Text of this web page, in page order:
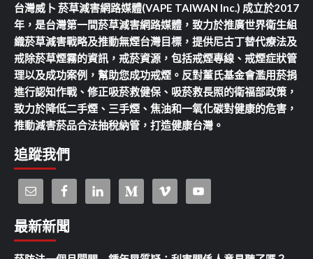
台灣威卜 菸草減害網路媒體(VAPE TAIWAN Inc.) 成立於2017
年，是台灣第一間菸草減害網路媒體，致力於推廣世界衛生組
織菸草減害戰略及推動無煙台灣目標，提供尼古丁替代療法及
戒除菸草煙霧的資訊，戒菸資源，包括戒煙專線、戒煙症狀管
理以及成功案例，幫助您成功戒煙。反對董氏基金會濫用菸捐
進行認知作戰、修正吸菸救健保、吸菸救長照的衛福部政策，
致力於降低二手煙、三手煙、焦油和一氧化碳對健康的危害，
推動減害菸品合法抽稅納管，打造健康台灣。
追蹤我們
最新新聞